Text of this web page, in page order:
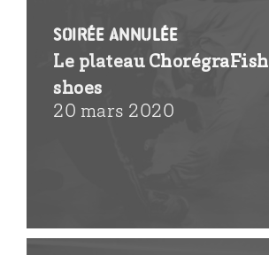
SOIRÉE ANNULÉE
Le plateau
shoes
20 mars 2020